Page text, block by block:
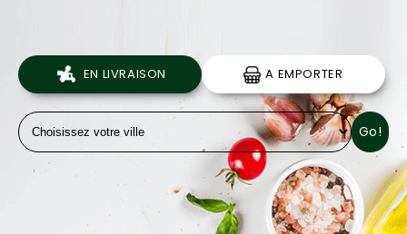
VOTRE COMPTE
NOTRE RESTAURANT
VOS AVIS
MENTIONS LÉGALES
EN LIVRAISON A EMPORTER
Go!